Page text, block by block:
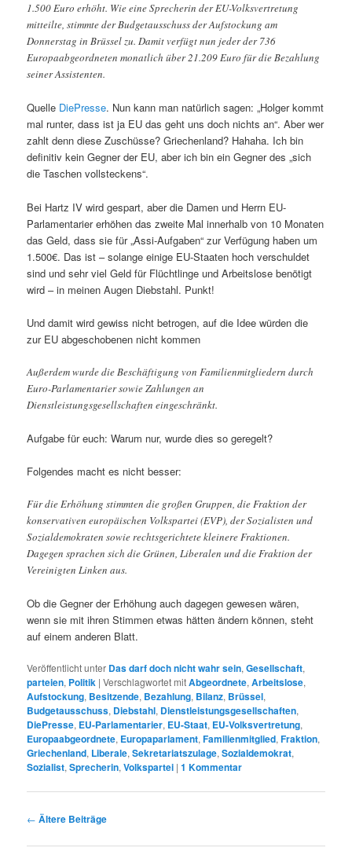
1.500 Euro erhöht. Wie eine Sprecherin der EU-Volksvertretung
mitteilte, stimmte der Budgetausschuss der Aufstockung am
Donnerstag in Brüssel zu. Damit verfügt nun jeder der 736
Europaabgeordneten monatlich über 21.209 Euro für die Bezahlung
seiner Assistenten.
Quelle DiePresse. Nun kann man natürlich sagen: „Holger kommt
mal runter, dass ist ja EU das geht uns doch nichts an“. Aber wer
zahlt denn diese Zuschüsse? Griechenland? Hahaha. Ich bin
definitiv kein Gegner der EU, aber ich bin ein Gegner des „sich
die Taschen vollsteckens“.
Bei Hartz IV wird gespart, aber die Damen und Herrn EU-
Parlamentarier erhöhen das zweite Mal innerhalb von 10 Monaten
das Geld, dass sie für „Assi-Aufgaben“ zur Verfügung haben um
1.500€. Das ist – solange einige EU-Staaten hoch verschuldet
sind und sehr viel Geld für Flüchtlinge und Arbeitslose benötigt
wird – in meinen Augen Diebstahl. Punkt!
Und damit wird gewiss nicht betrogen, auf die Idee würden die
zur EU abgeschobenen nicht kommen
Außerdem wurde die Beschäftigung von Familienmitgliedern durch
Euro-Parlamentarier sowie Zahlungen an
Dienstleistungsgesellschaften eingeschränkt.
Aufgabe für euch: Warum nur, wurde dies so geregelt?
Folgendes macht es nicht besser:
Für die Erhöhung stimmten die großen Gruppen, die Fraktion der
konservativen europäischen Volkspartei (EVP), der Sozialisten und
Sozialdemokraten sowie rechtsgerichtete kleinere Fraktionen.
Dagegen sprachen sich die Grünen, Liberalen und die Fraktion der
Vereinigten Linken aus.
Ob die Gegner der Erhöhung auch dagegen gewesen wären,
wenn sie mit ihren Stimmen etwas hätten ändern können, steht
auf einem anderen Blatt.
Veröffentlicht unter Das darf doch nicht wahr sein,Gesellschaft,
parteien, Politik |Verschlagwortet mitAbgeordnete,Arbeitslose,
Aufstockung, Besitzende, Bezahlung, Bilanz, Brüssel,
Budgetausschuss, Diebstahl, Dienstleistungsgesellschaften,
DiePresse, EU-Parlamentarier, EU-Staat, EU-Volksvertretung,
Europaabgeordnete, Europaparlament,Familienmitglied,Fraktion,
Griechenland, Liberale,Sekretariatszulage,Sozialdemokrat,
Sozialist,Sprecherin,Volkspartei |1 Kommentar
Beitrags-
← Ältere Beiträge